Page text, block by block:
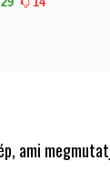
ami